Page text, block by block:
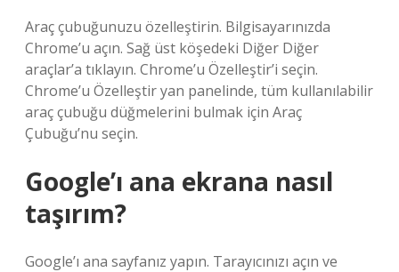
Araç çubuğunuzu özelleştirin. Bilgisayarınızda
Chrome’u açın. Sağ üst köşedeki Diğer Diğer
araçlar’a tıklayın. Chrome’u Özelleştir’i seçin.
Chrome’u Özelleştir yan panelinde, tüm kullanılabilir
araç çubuğu düğmelerini bulmak için Araç
Çubuğu’nu seçin.
Google’ı ana ekrana nasıl
taşırım?
Google’ı ana sayfanız yapın. Tarayıcınızı açın ve